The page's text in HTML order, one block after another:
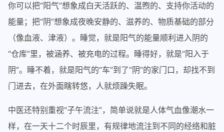
你可以把“阳气”想象成白天活跃的、温煦的、支持你活动的
能量；把“阴”想象成夜晚安静的、滋养的、物质基础的部分
（像血液、津液）。睡觉，就是阳气的能量顺利进入阴的
“仓库”里，被涵养、被充电的过程。睡得好，就是“阳入于
阴”。睡不着，就是阳气的“车”到了“阴”的家门口，却找不到
门进去，在外面瞎转悠，人就烦躁失眠。
中医还特别重视“子午流注”，简单说就是人体气血像潮水一
样，在一天十二个时辰里，有规律地流注到不同的经络和脏